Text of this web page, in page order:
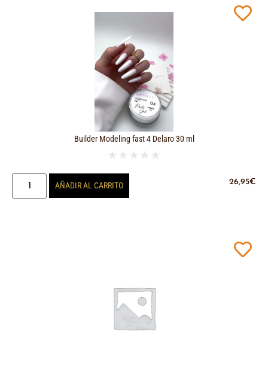
Builder Modeling fast 4 Delaro 30 ml
★ ★ ★ ★ ★
26,95€
AÑADIR AL CARRITO